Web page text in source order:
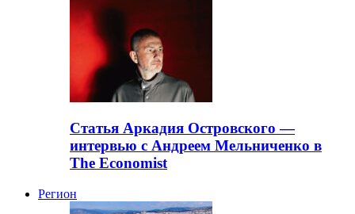
Статья Аркадия Островского —
интервью с Андреем Мельниченко в
The Economist
Регион